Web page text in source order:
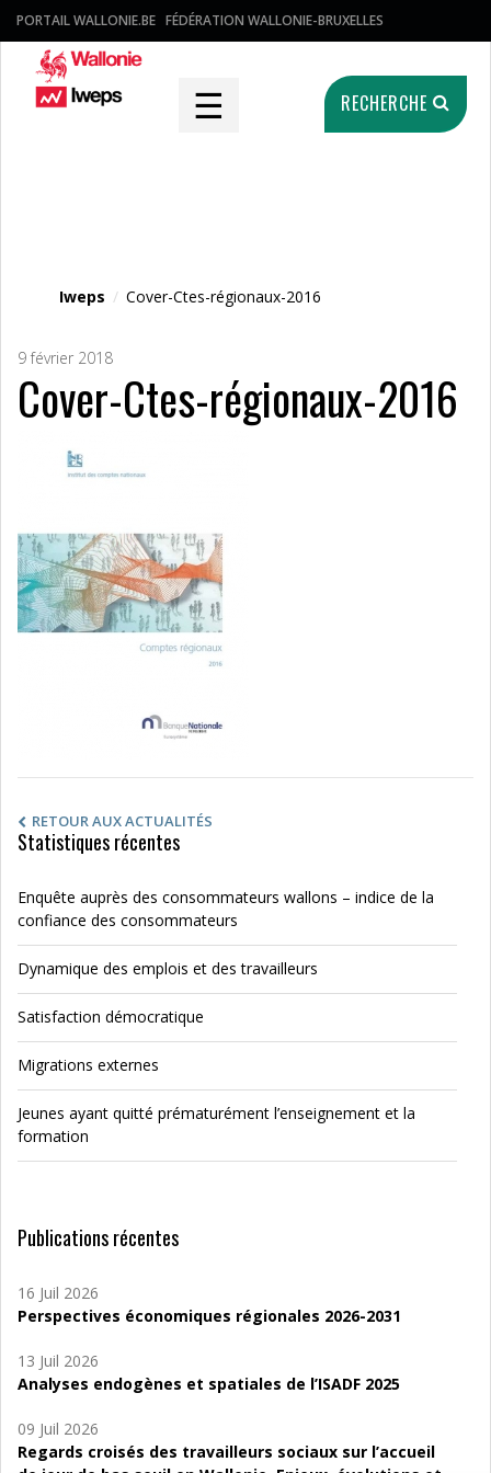
PORTAIL WALLONIE.BE FÉDÉRATION WALLONIE-BRUXELLES
☰ RECHERCHE
Iweps / Cover-Ctes-régionaux-2016
9 février 2018
Cover-Ctes-régionaux-2016
RETOUR AUX ACTUALITÉS
Statistiques récentes
Enquête auprès des consommateurs wallons – indice de la
confiance des consommateurs
Dynamique des emplois et des travailleurs
Satisfaction démocratique
Migrations externes
Jeunes ayant quitté prématurément l’enseignement et la
formation
Publications récentes
16 Juil 2026
Perspectives économiques régionales 2026-2031
13 Juil 2026
Analyses endogènes et spatiales de l’ISADF 2025
09 Juil 2026
Regards croisés des travailleurs sociaux sur l’accueil